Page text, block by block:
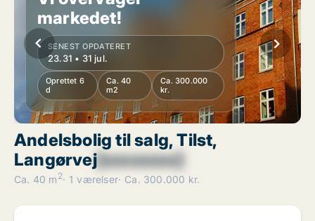
markedet!
SENEST OPDATERET
23.31 • 31 jul.
Oprettet 6
d
Ca. 40
m2
Ca. 300.000
kr.
Andelsbolig til salg, Tilst,
Langørvej[xxxxxxxx]
Ca. 40 m 2 1 værelser Ca. 300.000 kr.